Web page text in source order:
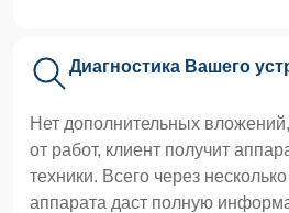
Диагностика Вашего
Нет дополнительных
от работ, клиент получит
техники. Всего через
аппарата даст полную